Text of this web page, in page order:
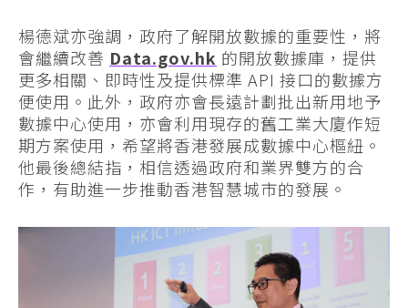
楊德斌亦強調，政府了解開放數據的重要性，將
會繼續改善 Data.gov.hk 的開放數據庫，提供
更多相關、即時性及提供標準 API 接口的數據方
便使用。此外，政府亦會長遠計劃批出新用地予
數據中心使用，亦會利用現存的舊工業大廈作短
期方案使用，希望將香港發展成數據中心樞紐。
他最後總結指，相信透過政府和業界雙方的合
作，有助進一步推動香港智慧城市的發展。